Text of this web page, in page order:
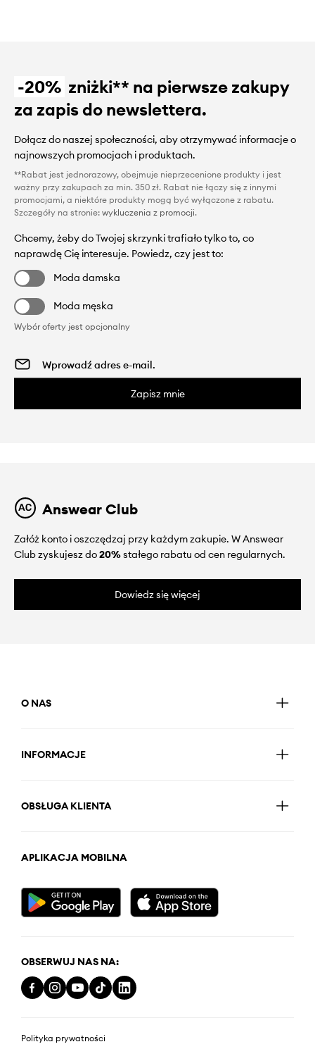
-20% zniżki** na pierwsze zakupy
za zapis do newslettera.
Dołącz do naszej społeczności, aby otrzymywać informacje o
najnowszych promocjach i produktach.
**Rabat jest jednorazowy, obejmuje nieprzecenione produkty i jest
ważny przy zakupach za min. 350 zł. Rabat nie łączy się z innymi
promocjami, a niektóre produkty mogą być wyłączone z rabatu.
Szczegóły na stronie: wykluczenia z promocji.
Chcemy, żeby do Twojej skrzynki trafiało tylko to, co
naprawdę Cię interesuje. Powiedz, czy jest to:
Moda damska
Moda męska
Wybór oferty jest opcjonalny
Zapisz mnie
Answear Club
Załóż konto i oszczędzaj przy każdym zakupie. W Answear
Club zyskujesz do20%stałego rabatu od cen regularnych.
Dowiedz się więcej
O NAS
INFORMACJE
OBSŁUGA KLIENTA
APLIKACJA MOBILNA
OBSERWUJ NAS NA:
Polityka prywatności